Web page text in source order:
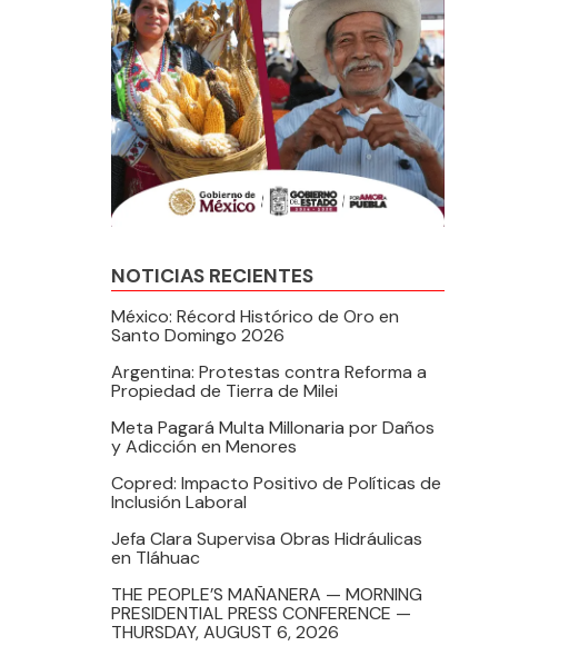
NOTICIAS RECIENTES
México: Récord Histórico de Oro en
Santo Domingo 2026
Argentina: Protestas contra Reforma a
Propiedad de Tierra de Milei
Meta Pagará Multa Millonaria por Daños
y Adicción en Menores
Copred: Impacto Positivo de Políticas de
Inclusión Laboral
Jefa Clara Supervisa Obras Hidráulicas
en Tláhuac
THE PEOPLE’S MAÑANERA — MORNING
PRESIDENTIAL PRESS CONFERENCE —
THURSDAY, AUGUST 6, 2026